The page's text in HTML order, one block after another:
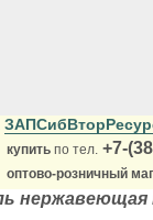
купить по тел. +7-
оптово-розничный
нержавеющая